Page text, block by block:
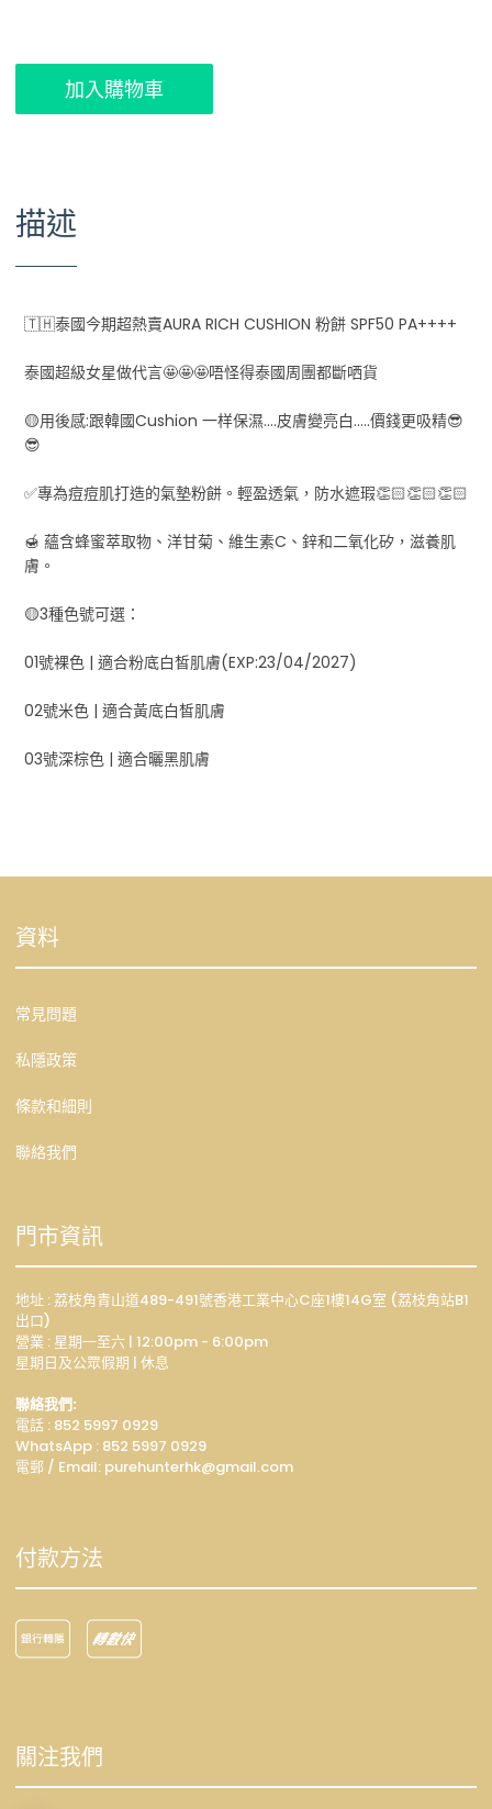
加入購物車
描述
🇹🇭泰國今期超熱賣AURA RICH CUSHION 粉餅 SPF50 PA++++
泰國超級女星做代言🤩🤩🤩唔怪得泰國周團都斷哂貨
🟡用後感:跟韓國Cushion 一样保濕....皮膚變亮白.....價錢更吸精😎
😎
✅專為痘痘肌打造的氣墊粉餅。輕盈透氣，防水遮瑕👏🏻👏🏻👏🏻
🍯 蘊含蜂蜜萃取物、洋甘菊、維生素C、鋅和二氧化矽，滋養肌
膚。
🟡3種色號可選：
01號裸色 | 適合粉底白皙肌膚(EXP:23/04/2027)
02號米色 | 適合黃底白皙肌膚
03號深棕色 | 適合曬黑肌膚
資料
常見問題
私隱政策
條款和細則
聯絡我們
門市資訊
地址 : 荔枝角青山道489-491號香港工業中心C座1樓14G室 (荔枝角站B1
出口)
營業 : 星期一至六 | 12:00pm - 6:00pm
星期日及公眾假期 | 休息
聯絡我們:
電話 : 852 5997 0929
WhatsApp : 852 5997 0929
電郵 / Email: purehunterhk@gmail.com
付款方法
關注我們